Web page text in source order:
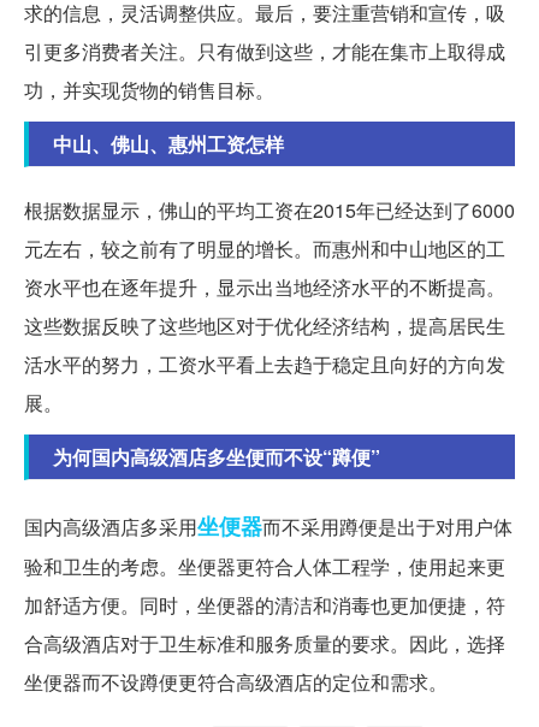
求的信息，灵活调整供应。最后，要注重营销和宣传，吸
引更多消费者关注。只有做到这些，才能在集市上取得成
功，并实现货物的销售目标。
中山、佛山、惠州工资怎样
根据数据显示，佛山的平均工资在2015年已经达到了6000
元左右，较之前有了明显的增长。而惠州和中山地区的工
资水平也在逐年提升，显示出当地经济水平的不断提高。
这些数据反映了这些地区对于优化经济结构，提高居民生
活水平的努力，工资水平看上去趋于稳定且向好的方向发
展。
为何国内高级酒店多坐便而不设“蹲便”
国内高级酒店多采用坐便器而不采用蹲便是出于对用户体
验和卫生的考虑。坐便器更符合人体工程学，使用起来更
加舒适方便。同时，坐便器的清洁和消毒也更加便捷，符
合高级酒店对于卫生标准和服务质量的要求。因此，选择
坐便器而不设蹲便更符合高级酒店的定位和需求。